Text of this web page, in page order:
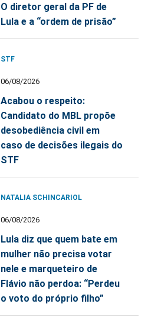
O diretor geral da PF de
Lula e a “ordem de prisão”
STF
06/08/2026
Acabou o respeito:
Candidato do MBL propõe
desobediência civil em
caso de decisões ilegais do
STF
NATALIA SCHINCARIOL
06/08/2026
Lula diz que quem bate em
mulher não precisa votar
nele e marqueteiro de
Flávio não perdoa: “Perdeu
o voto do próprio filho”